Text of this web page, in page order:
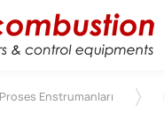
Proses Enstrumanları